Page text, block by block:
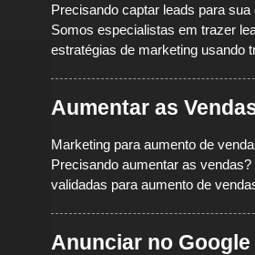
Precisando captar leads para
Somos especialistas em trazer
estratégias de marketing usando
Aumentar as
Marketing para aumento de
Precisando aumentar as
validadas para aumento de
Anunciar no Google